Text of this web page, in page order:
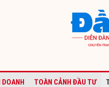
DOANH TOÀN CẢNH ĐẦU TƯ